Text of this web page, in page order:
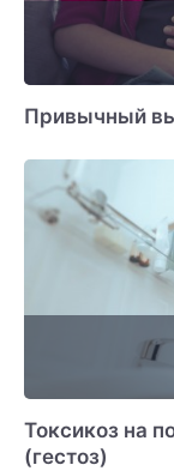
Привычный
Токсикоз на
(гестоз)